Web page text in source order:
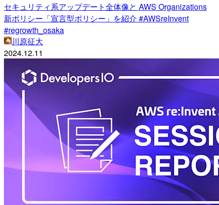
セキュリティ系アップデート全体像と AWS Organizations
新ポリシー「宣言型ポリシー」を紹介 #AWSreInvent
#regrowth_osaka
川原征大
2024.12.11